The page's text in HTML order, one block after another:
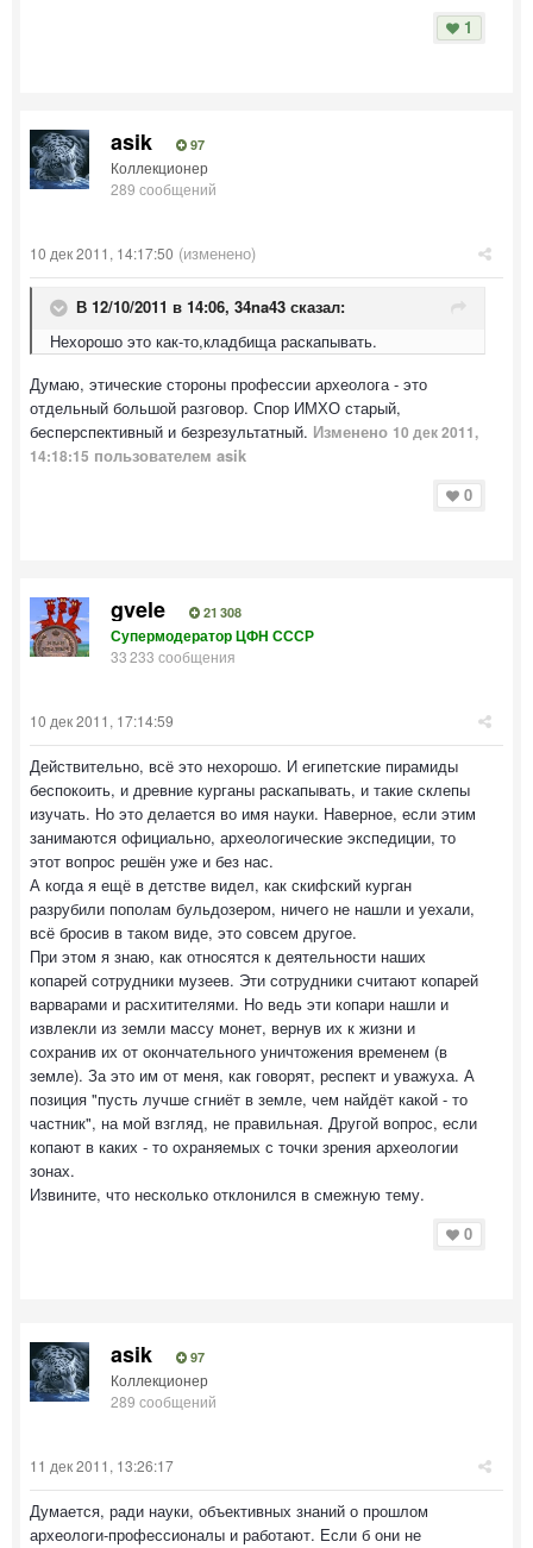
1
asik 97
Коллекционер
289 сообщений
10 дек 2011, 14:17:50 (изменено)
В 12/10/2011 в 14:06, 34na43 сказал:
Нехорошо это как-то,кладбища раскапывать.
Думаю, этические стороны профессии археолога - это
отдельный большой разговор. Спор ИМХО старый,
бесперспективный и безрезультатный. Изменено 10 дек 2011,
14:18:15 пользователем asik
0
gvele 21 308
Супермодератор ЦФН СССР
33 233 сообщения
10 дек 2011, 17:14:59
Действительно, всё это нехорошо. И египетские пирамиды
беспокоить, и древние курганы раскапывать, и такие склепы
изучать. Но это делается во имя науки. Наверное, если этим
занимаются официально, археологические экспедиции, то
этот вопрос решён уже и без нас.
А когда я ещё в детстве видел, как скифский курган
разрубили пополам бульдозером, ничего не нашли и уехали,
всё бросив в таком виде, это совсем другое.
При этом я знаю, как относятся к деятельности наших
копарей сотрудники музеев. Эти сотрудники считают копарей
варварами и расхитителями. Но ведь эти копари нашли и
извлекли из земли массу монет, вернув их к жизни и
сохранив их от окончательного уничтожения временем (в
земле). За это им от меня, как говорят, респект и уважуха. А
позиция "пусть лучше сгниёт в земле, чем найдёт какой - то
частник", на мой взгляд, не правильная. Другой вопрос, если
копают в каких - то охраняемых с точки зрения археологии
зонах.
Извините, что несколько отклонился в смежную тему.
0
asik 97
Коллекционер
289 сообщений
11 дек 2011, 13:26:17
Думается, ради науки, объективных знаний о прошлом
археологи-профессионалы и работают. Если б они не